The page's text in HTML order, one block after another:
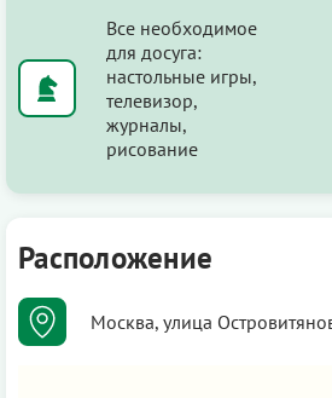
Все необходимое
для досуга:
настольные игры,
телевизор,
журналы,
рисование
Расположение
Москва, улица